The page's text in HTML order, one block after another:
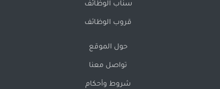
سناب الوظائف
قروب الوظائف
حول الموقع
تواصل معنا
شروط وأحكام